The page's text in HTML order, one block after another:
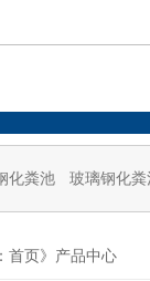
化粪池 玻璃钢化粪
首页》产品中心